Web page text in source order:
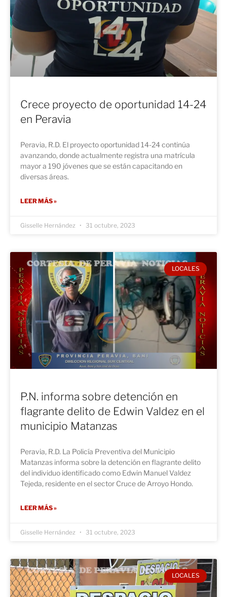
Crece proyecto de oportunidad 14-24
en Peravia
Peravia, R.D. El proyecto oportunidad 14-24 continúa
avanzando, donde actualmente registra una matrícula
mayor a 190 jóvenes que se están capacitando en
diversas áreas.
LEER MÁS »
Gisselle Hernández 31 octubre, 2023
LOCALES
P.N. informa sobre detención en
flagrante delito de Edwin Valdez en el
municipio Matanzas
Peravia, R.D. La Policía Preventiva del Municipio
Matanzas informa sobre la detención en flagrante delito
del individuo identificado como Edwin Manuel Valdez
Tejeda, residente en el sector Cruce de Arroyo Hondo.
LEER MÁS »
Gisselle Hernández 31 octubre, 2023
LOCALES